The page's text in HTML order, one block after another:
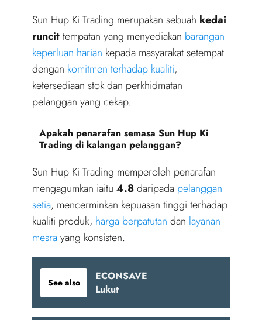
Sun Hup Ki Trading merupakan sebuah kedai
runcittempatan yang menyediakan barangan
keperluan harian kepada masyarakat setempat
dengan komitmen terhadap kualiti,
ketersediaan stok dan perkhidmatan
pelanggan yang cekap.
Apakah penarafan semasa Sun Hup Ki
Trading di kalangan pelanggan?
Sun Hup Ki Trading memperoleh penarafan
mengagumkan iaitu 4.8daripada pelanggan
setia, mencerminkan kepuasan tinggi terhadap
kualiti produk, harga berpatutan dan layanan
mesrayang konsisten.
See also
ECONSAVE
Lukut